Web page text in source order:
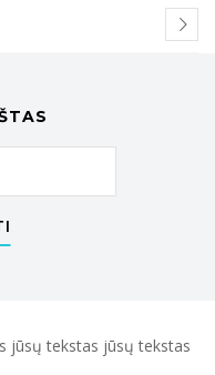
jūsų tekstas jūsų tekstas